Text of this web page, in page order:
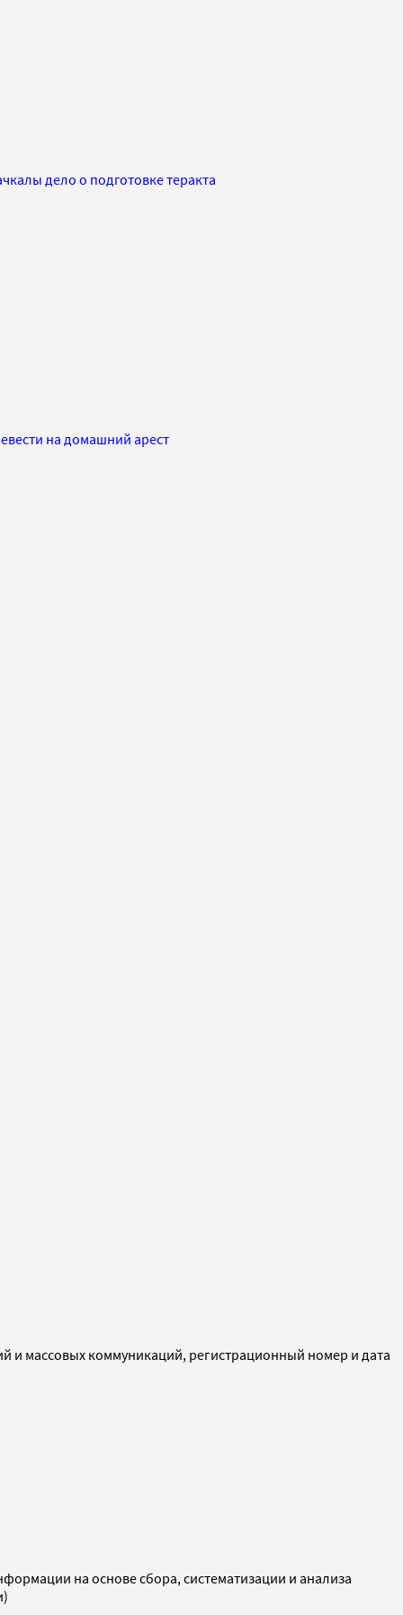
дело о подготовке теракта
на домашний арест
и массовых коммуникаций, регистрационный номер и дата
на основе сбора, систематизации и анализа